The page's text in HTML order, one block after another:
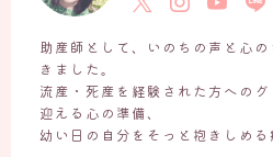
JOY（アリエル）との旅の記
お客様の声ーVOICE
助産師として、いのちの声と心
きました。
流産・死産を経験された方への
迎える心の準備、
幼い日の自分をそっと抱きしめる